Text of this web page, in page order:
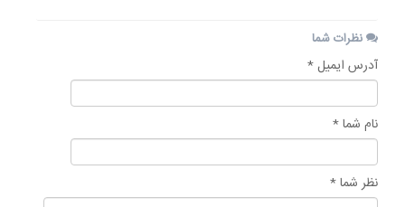
نظرات شما
آدرس ایمیل *
نام شما *
نظر شما *